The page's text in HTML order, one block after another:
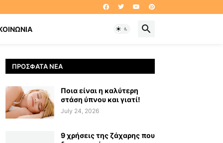
ΠΡΌΣΦΑΤΑ ΝΈΑ
Ποια είναι η καλύτερη
στάση ύπνου και γιατί!
July 24, 2026
9 χρήσεις της ζάχαρης που